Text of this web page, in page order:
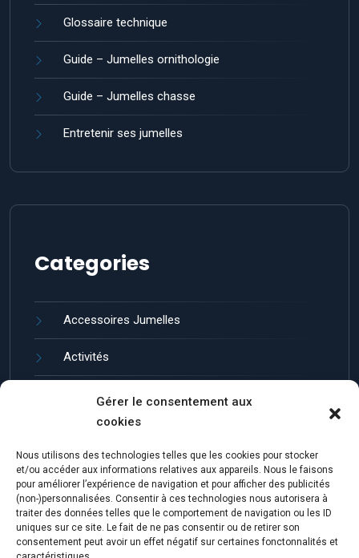
Gérer le consentement aux
cookies
Nous utilisons des technologies telles que les cookies pour stocker
et/ou accéder aux informations relatives aux appareils. Nous le faisons
pour améliorer l’expérience de navigation et pour afficher des publicités
(non-)personnalisées. Consentir à ces technologies nous autorisera à
traiter des données telles que le comportement de navigation ou les ID
uniques sur ce site. Le fait de ne pas consentir ou de retirer son
consentement peut avoir un effet négatif sur certaines fonctonnalités et
Glossaire technique
Guide – Jumelles ornithologie
Guide – Jumelles chasse
Entretenir ses jumelles
Categories
Accessoires Jumelles
Activités
Guides et entretien
Marques de Jumelles